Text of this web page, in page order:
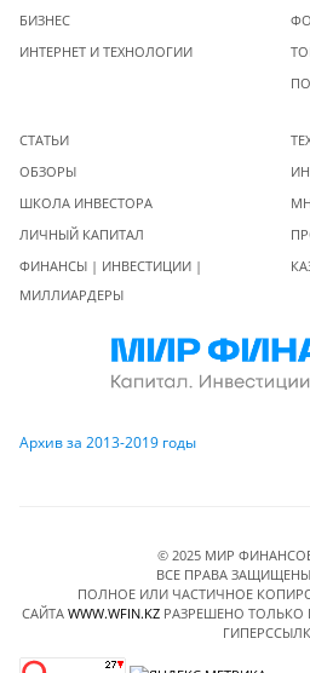
БИЗНЕС
ИНТЕРНЕТ И ТЕХНОЛОГИИ
СТАТЬИ
ОБЗОРЫ
ШКОЛА ИНВЕСТОРА
ЛИЧНЫЙ КАПИТАЛ
ФИНАНСЫ | ИНВЕСТИЦИИ |
МИЛЛИАРДЕРЫ
Архив за 2013-2019 годы
© 2025 МИР ФИНАНСОВ
ВСЕ ПРАВА
ПОЛНОЕ ИЛИ ЧАСТИЧНОЕ
САЙТА WWW.WFIN.KZРАЗРЕШЕНО ТОЛЬКО